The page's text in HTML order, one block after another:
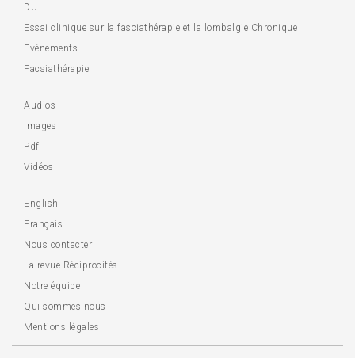
DU
Essai clinique sur la fasciathérapie et la lombalgie Chronique
Evénements
Facsiathérapie
Audios
Images
Pdf
Vidéos
English
Français
Nous contacter
La revue Réciprocités
Notre équipe
Qui sommes nous
Mentions légales